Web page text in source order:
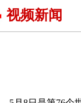
视频新闻